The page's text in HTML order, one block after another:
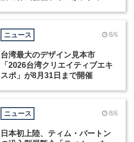
ニュース 8/6
台湾最大のデザイン見本市
「2026台湾クリエイティブエキ
スポ」が8月31日まで開催
ニュース 8/6
日本初上陸、ティム・バートン